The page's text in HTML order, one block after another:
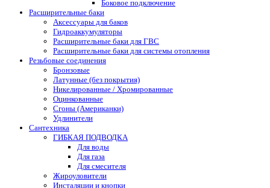
Боковое подключение
Расширительные баки
Аксессуары для баков
Гидроаккумуляторы
Расширительные баки для ГВС
Расширительные баки для системы отопления
Резьбовые соединения
Бронзовые
Латунные (без покрытия)
Никелированные / Хромированные
Оцинкованные
Сгоны (Американки)
Удлинители
Сантехника
ГИБКАЯ ПОДВОДКА
Для воды
Для газа
Для смесителя
Жироуловители
Инсталяции и кнопки